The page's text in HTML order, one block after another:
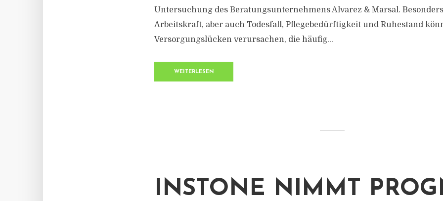
Untersuchung des Beratungsunternehmens Alvarez & Marsal.
Arbeitskraft, aber auch Todesfall, Pflegebedürftigkeit und Ruhestand
Versorgungslücken verursachen, die häufig...
WEITERLESEN
INSTONE NIMMT